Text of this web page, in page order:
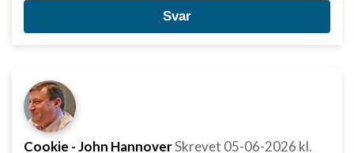
Svar
Cookie - John HannoverSkrevet 05-06-2026 kl.